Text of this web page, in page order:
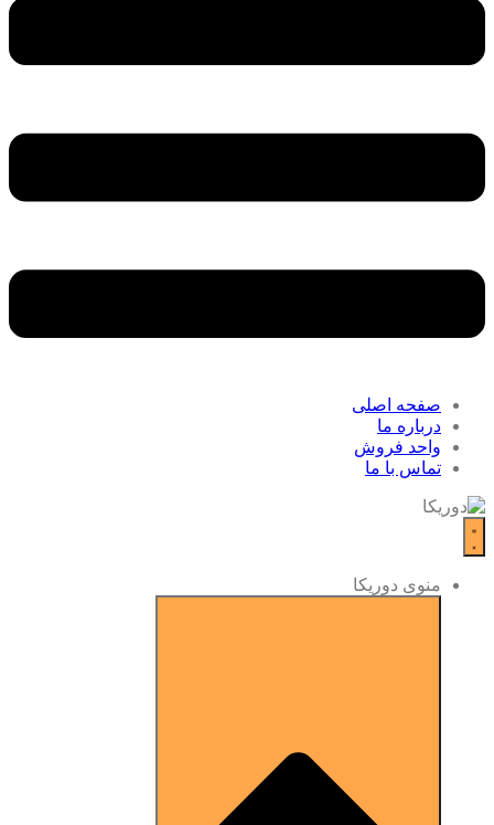
صفحه اصلی
درباره ما
واحد فروش
تماس با ما
منوی دوریکا